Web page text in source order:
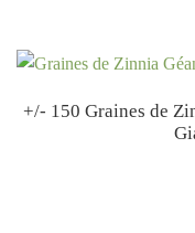
+/- 150 Graines de